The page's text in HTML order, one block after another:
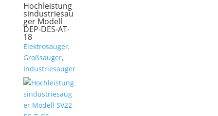
Hochleistung
sindustriesau
ger Modell
DEP-DES-AT-
18
Elektrosauger,
Großsauger,
Industriesauger